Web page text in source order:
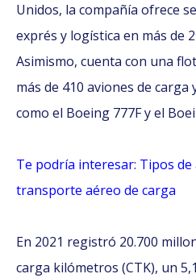
Unidos, la compañía ofrece
exprés y logística en más de
Asimismo, cuenta con una
más de 410 aviones de carga
como el Boeing 777F y el
Te podría interesar: Tipos de
transporte aéreo de carga
En 2021 registró 20.700
carga kilómetros (CTK), un